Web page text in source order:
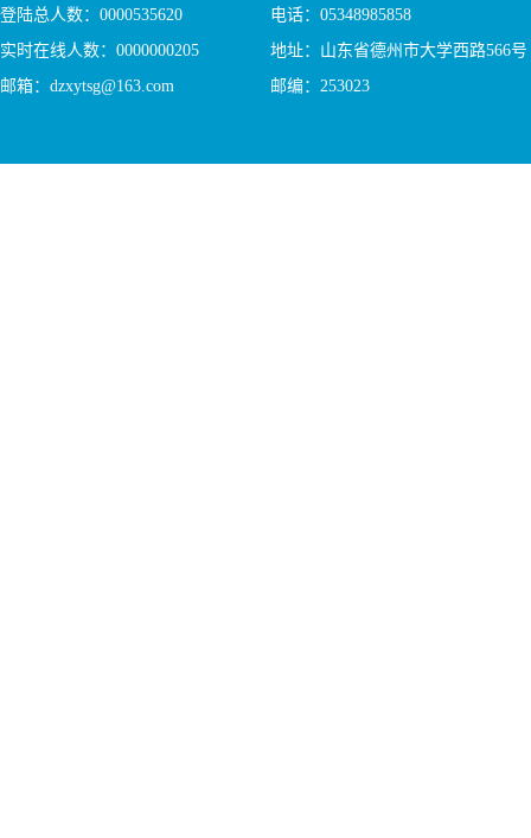
登陆总人数： 0000535620
实时在线人数： 0000000205
邮箱：dzxytsg@163.com
电话：05348985858
地址：山东省德州市大学西路566号
邮编：253023